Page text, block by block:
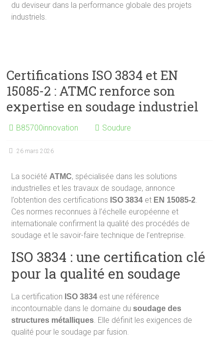
du deviseur dans la performance globale des projets
industriels.
Certifications ISO 3834 et EN
15085-2 : ATMC renforce son
expertise en soudage industriel
B85700innovation Soudure
26 mars 2026
La sociétéATMC, spécialisée dans les solutions
industrielles et les travaux de soudage, annonce
l’obtention des certifications ISO 3834 et EN 15085-2.
Ces normes reconnues à l’échelle européenne et
internationale confirment la qualité des procédés de
soudage et le savoir-faire technique de l’entreprise.
ISO 3834 : une certification clé
pour la qualité en soudage
La certification ISO 3834 est une référence
incontournable dans le domaine dusoudage des
structures métalliques. Elle définit les exigences de
qualité pour le soudage par fusion.